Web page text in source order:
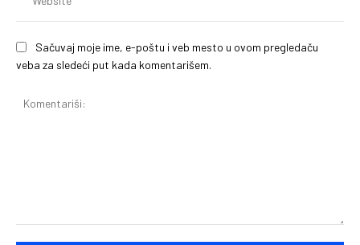
Sačuvaj moje ime, e-poštu i veb mesto u ovom pregledaču
veba za sledeći put kada komentarišem.